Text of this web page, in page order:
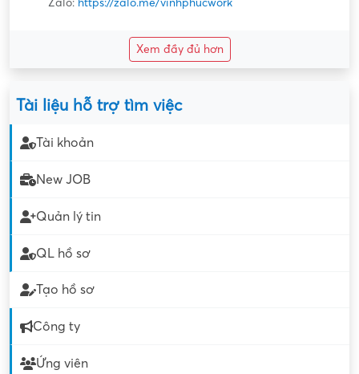
Zalo: https://zalo.me/vinhphucwork
Xem đầy đủ hơn
Tài liệu hỗ trợ tìm việc
Tài khoản
New JOB
Quản lý tin
QL hồ sơ
Tạo hồ sơ
Công ty
Ứng viên